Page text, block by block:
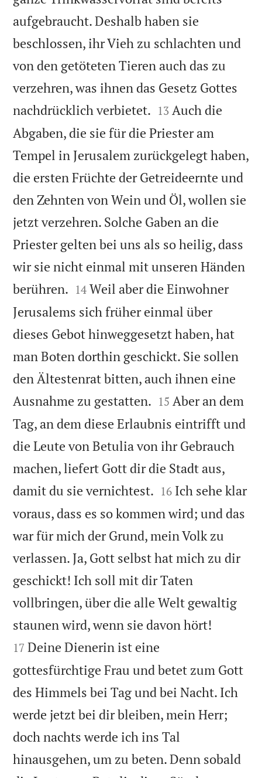
aufgebraucht. Deshalb haben sie
beschlossen, ihr Vieh zu schlachten und
von den getöteten Tieren auch das zu
verzehren, was ihnen das Gesetz Gottes
nachdrücklich verbietet. 

13 Auch die
Abgaben, die sie für die Priester am
Tempel in Jerusalem zurückgelegt haben,
die ersten Früchte der Getreideernte und
den Zehnten von Wein und Öl, wollen sie
jetzt verzehren. Solche Gaben an die
Priester gelten bei uns als so heilig, dass
wir sie nicht einmal mit unseren Händen
berühren. 

14 Weil aber die Einwohner
Jerusalems sich früher einmal über
dieses Gebot hinweggesetzt haben, hat
man Boten dorthin geschickt. Sie sollen
den Ältestenrat bitten, auch ihnen eine
Ausnahme zu gestatten. 

15 Aber an dem
Tag, an dem diese Erlaubnis eintrifft und
die Leute von Betulia von ihr Gebrauch
machen, liefert Gott dir die Stadt aus,
damit du sie vernichtest. 

16 Ich sehe klar
voraus, dass es so kommen wird; und das
war für mich der Grund, mein Volk zu
verlassen. Ja, Gott selbst hat mich zu dir
geschickt! Ich soll mit dir Taten
vollbringen, über die alle Welt gewaltig
staunen wird, wenn sie davon hört!
17 Deine Dienerin ist eine
gottesfürchtige Frau und betet zum Gott
des Himmels bei Tag und bei Nacht. Ich
werde jetzt bei dir bleiben, mein Herr;
doch nachts werde ich ins Tal
hinausgehen, um zu beten. Denn sobald